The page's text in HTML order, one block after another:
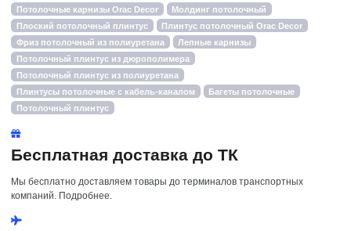
Потолочные карнизы Orac Decor
Молдинг потолочный
Плоский потолочный плинтус
Плинтус потолочный Orac Decor
Фриз потолочный из полиуретана
Лепные карнизы
Потолочный плинтус из дюрополимера
Потолочный плинтус из полиуретана
Плинтусы потолочные с кабель-каналом
Багеты потолочные
Потолочный плинтус
Бесплатная доставка до ТК
Мы бесплатно доставляем товары до терминалов транспортных
компаний. Подробнее.